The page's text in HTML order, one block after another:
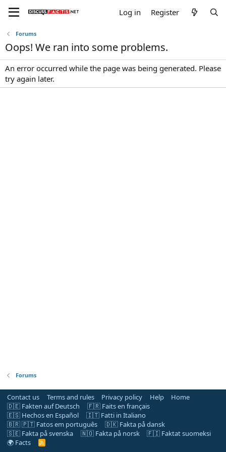
Log in Register
Forums
Oops! We ran into some problems.
An error occurred while the page was being generated. Please
try again later.
Forums
Contact us Terms and rules Privacy policy Help
Home
🇩🇪 Fakten auf Deutsch
🇫🇷 Faits en français
🇪🇸 Hechos en Español
🇮🇹 Fatti in Italiano
🇧🇷 🇵🇹 Fatos em português
🇩🇰 Fakta på dansk
🇸🇪 Fakta på svenska
🇳🇴 Fakta på norsk
🇫🇮 Faktat suomeksi
🌍 Facts
R